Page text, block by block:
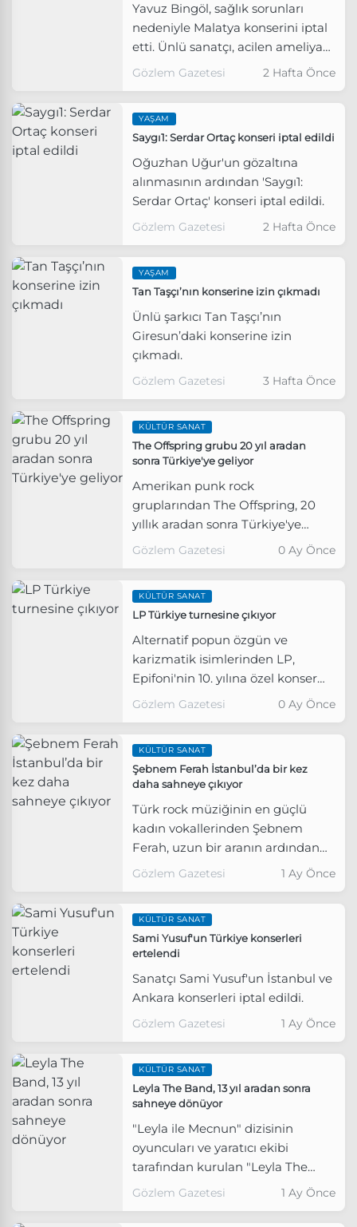
Yavuz Bingöl, sağlık sorunları
nedeniyle Malatya konserini iptal
etti. Ünlü sanatçı, acilen ameliyat
olması gerektiğini açıkladı.
Gözlem Gazetesi 2 Hafta Önce
YAŞAM
Saygı1: Serdar Ortaç konseri iptal edildi
Oğuzhan Uğur'un gözaltına
alınmasının ardından 'Saygı1:
Serdar Ortaç' konseri iptal edildi.
Gözlem Gazetesi 2 Hafta Önce
YAŞAM
Tan Taşçı’nın konserine izin çıkmadı
Ünlü şarkıcı Tan Taşçı’nın
Giresun’daki konserine izin
çıkmadı.
Gözlem Gazetesi 3 Hafta Önce
KÜLTÜR SANAT
The Offspring grubu 20 yıl aradan
sonra Türkiye'ye geliyor
Amerikan punk rock
gruplarından The Offspring, 20
yıllık aradan sonra Türkiye'ye
gelerek İstanbul'daki
Gözlem Gazetesi 0 Ay Önce
KÜLTÜR SANAT
LP Türkiye turnesine çıkıyor
Alternatif popun özgün ve
karizmatik isimlerinden LP,
Epifoni'nin 10. yılına özel konser
serisi kapsamında Türkiye'de üç
Gözlem Gazetesi 0 Ay Önce
KÜLTÜR SANAT
Şebnem Ferah İstanbul’da bir kez
daha sahneye çıkıyor
Türk rock müziğinin en güçlü
kadın vokallerinden Şebnem
Ferah, uzun bir aranın ardından
İstanbul’da hayranlarıyla
Gözlem Gazetesi 1 Ay Önce
KÜLTÜR SANAT
Sami Yusuf'un Türkiye konserleri
ertelendi
Sanatçı Sami Yusuf'un İstanbul ve
Ankara konserleri iptal edildi.
Gözlem Gazetesi 1 Ay Önce
KÜLTÜR SANAT
Leyla The Band, 13 yıl aradan sonra
sahneye dönüyor
"Leyla ile Mecnun" dizisinin
oyuncuları ve yaratıcı ekibi
tarafından kurulan "Leyla The
Band", 13 yıl aradan sonra yeniden
Gözlem Gazetesi 1 Ay Önce